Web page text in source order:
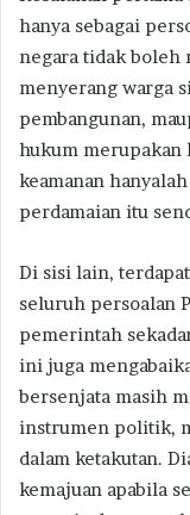
hanya sebagai
negara tidak boleh
menyerang warga
pembangunan,
hukum merupakan
keamanan
perdamaian itu
Di sisi lain,
seluruh persoalan
pemerintah
ini juga
bersenjata masih
instrumen politik,
dalam ketakutan.
kemajuan apabila